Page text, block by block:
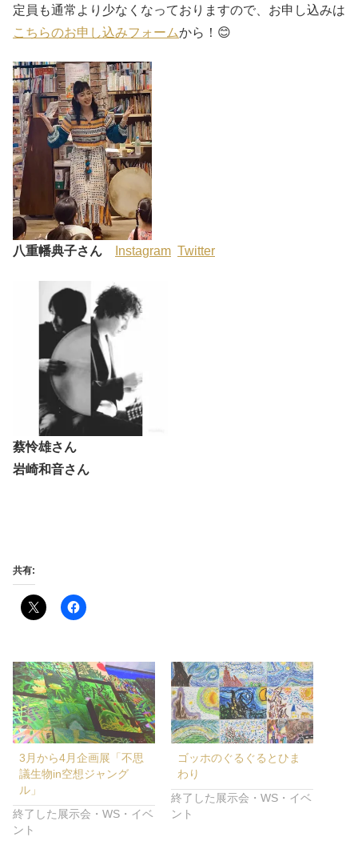
定員も通常より少なくなっておりますので、お申し込みは
こちらのお申し込みフォームから！😊
八重幡典子さん Instagram Twitter
蔡怜雄さん
岩崎和音さん
共有:
3月から4月企画展「不思
議生物in空想ジャング
ル」
終了した展示会・WS・イベ
ント
ゴッホのぐるぐるとひま
わり
終了した展示会・WS・イベ
ント